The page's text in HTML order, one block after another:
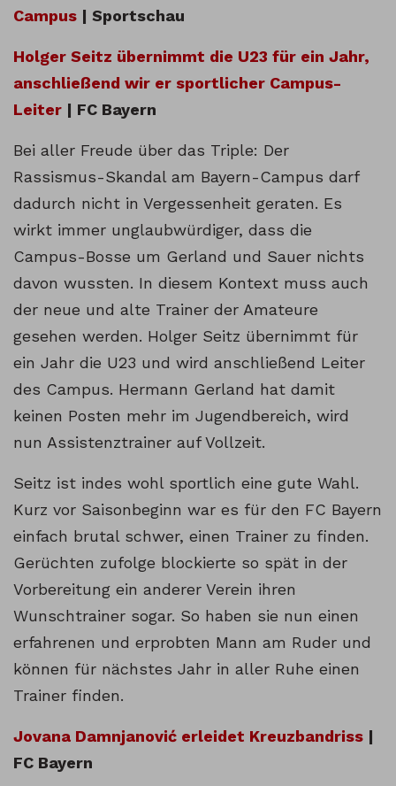
Campus | Sportschau
Holger Seitz übernimmt die U23 für ein Jahr,
anschließend wir er sportlicher Campus-
Leiter | FC Bayern
Bei aller Freude über das Triple: Der
Rassismus-Skandal am Bayern-Campus darf
dadurch nicht in Vergessenheit geraten. Es
wirkt immer unglaubwürdiger, dass die
Campus-Bosse um Gerland und Sauer nichts
davon wussten. In diesem Kontext muss auch
der neue und alte Trainer der Amateure
gesehen werden. Holger Seitz übernimmt für
ein Jahr die U23 und wird anschließend Leiter
des Campus. Hermann Gerland hat damit
keinen Posten mehr im Jugendbereich, wird
nun Assistenztrainer auf Vollzeit.
Seitz ist indes wohl sportlich eine gute Wahl.
Kurz vor Saisonbeginn war es für den FC Bayern
einfach brutal schwer, einen Trainer zu finden.
Gerüchten zufolge blockierte so spät in der
Vorbereitung ein anderer Verein ihren
Wunschtrainer sogar. So haben sie nun einen
erfahrenen und erprobten Mann am Ruder und
können für nächstes Jahr in aller Ruhe einen
Trainer finden.
Jovana Damnjanović erleidet Kreuzbandriss |
FC Bayern